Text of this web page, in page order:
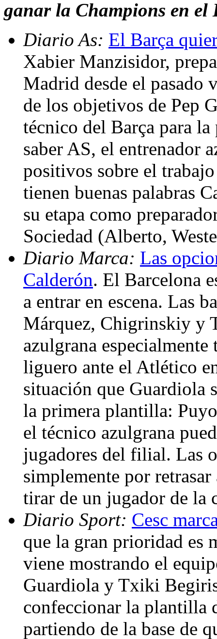
ganar la Champions en el
Diario As: El Barça
Xabier Manzisidor,
Madrid desde el pasado
de los objetivos de Pep
técnico del Barça para
saber AS, el entrenador
positivos sobre el
tienen buenas palabras
su etapa como
Sociedad (Alberto,
Diario Marca: Las
Calderón. El Barcelona
a entrar en escena. Las
Márquez, Chigrinskiy y
azulgrana
liguero ante el Atlético
situación que Guardiola
la primera plantilla:
el técnico azulgrana
jugadores del filial. Las
simplemente por
tirar de un jugador de la
Diario Sport: Cesc
que la gran prioridad es
viene mostrando el
Guardiola y Txiki
confeccionar la plantilla
partiendo de la base de